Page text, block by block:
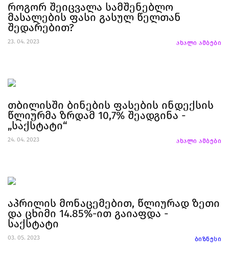
როგორ შეიცვალა სამშენებლო
მასალების ფასი გასულ წელთან
შედარებით?
23. 04. 2023 ახალი ამბები
თბილისში ბინების ფასების ინდექსის
წლიურმა ზრდამ 10,7% შეადგინა -
„საქსტატი“
24. 04. 2023 ახალი ამბები
აპრილის მონაცემებით, წლიურად ზეთი
და ცხიმი 14.85%-ით გაიაფდა -
საქსტატი
03. 05. 2023 ბიზნესი